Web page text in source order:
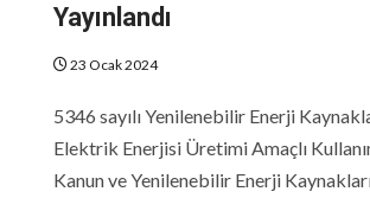
Yayınlandı
23 Ocak 2024
5346 sayılı Yenilenebilir Enerji
Elektrik Enerjisi Üretimi Amaçlı
Kanun ve Yenilenebilir Enerji